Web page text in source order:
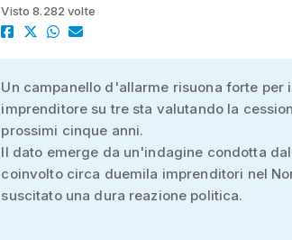
Visto 8.282 volte
Un campanello d'allarme risuona forte per
imprenditore su tre sta valutando la
prossimi cinque anni.
Il dato emerge da un'indagine condotta
coinvolto circa duemila imprenditori nel
suscitato una dura reazione politica.